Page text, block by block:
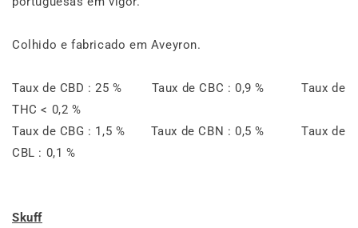
Colhido e fabricado em Aveyron.
Taux de CBD : 25 % Taux de CBC : 0,9 % Taux de
THC < 0,2 %
Taux de CBG : 1,5 % Taux de CBN : 0,5 % Taux de
CBL : 0,1 %
Skuff